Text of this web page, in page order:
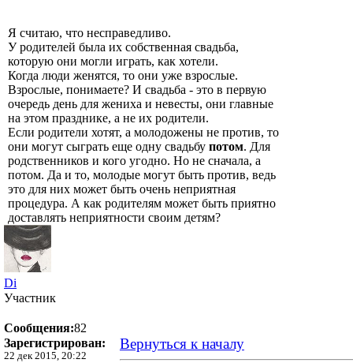
Я считаю, что несправедливо.
У родителей была их собственная свадьба,
которую они могли играть, как хотели.
Когда люди женятся, то они уже взрослые.
Взрослые, понимаете? И свадьба - это в первую
очередь день для жениха и невесты, они главные
на этом празднике, а не их родители.
Если родители хотят, а молодожены не против, то
они могут сыграть еще одну свадьбу потом. Для
родственников и кого угодно. Но не сначала, а
потом. Да и то, молодые могут быть против, ведь
это для них может быть очень неприятная
процедура. А как родителям может быть приятно
доставлять неприятности своим детям?
Di
Участник
Сообщения:82
Зарегистрирован:
22 дек 2015, 20:22
Вернуться к началу